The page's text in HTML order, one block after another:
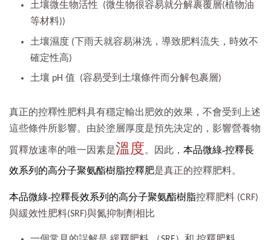
土壤微生物活性 (微生物很容易就分解裹覆層(植物油
等材料))
土壤濕度 (下雨天就容易淋洗，導致肥料流失，時效不
確定性高)
土壤 pH 值 (容易受到土壤條件而分解包裹層)
真正的控釋性肥料具有穩定輸出肥效的效果，不會受到上述
這些條件所影響。由於塗層厚度是預先決定的，影響營養物
質釋放速率的唯一因素是溫度。因此， 本品微綠-控釋長
效系列的高分子聚氨酯樹脂控釋肥是真正的控釋肥料。
本品微綠-控釋長效系列的高分子聚氨酯樹脂控釋肥料 (CRF)
與緩效性肥料(SRF)與氮抑制劑相比